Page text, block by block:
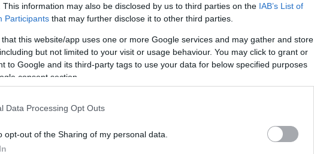
This information may also be disclosed by us to third parties on the IAB’s List of
Participants that may further disclose it to other third parties.
that this website/app uses one or more Google services and may gather and store
but not limited to your visit or usage behaviour. You may click to grant or
to Google and its third-party tags to use your data for below specified purposes
consent section.
Data Processing Opt Outs
opt-out of the Sharing of my personal data.